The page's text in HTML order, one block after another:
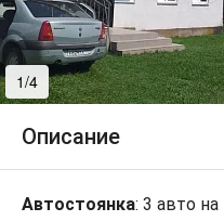
1/4
Описание
Автостоянка: 3 авто